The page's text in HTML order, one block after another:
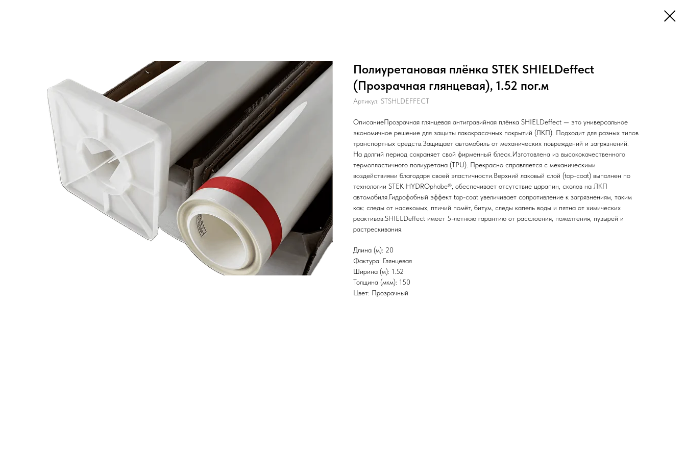
Полиуретановая плёнка STEK SHIELDeffect
(Прозрачная глянцевая), 1.52 пог.м
Артикул: STSHLDEFFECT
ОписаниеПрозрачная глянцевая антигравийная плёнка SHIELDeffect — это универсальное
экономичное решение для защиты лакокрасочных покрытий (ЛКП). Подходит для разных типов
транспортных средств.Защищает автомобиль от механических повреждений и загрязнений.
На долгий период сохраняет свой фирменный блеск.Изготовлена из высококачественного
термопластичного полиуретана (TPU). Прекрасно справляется с механическими
воздействиями благодаря своей эластичности.Верхний лаковый слой (top-coat) выполнен по
технологии STEK HYDROphobe®, обеспечивает отсутствие царапин, сколов на ЛКП
автомобиля.Гидрофобный эффект top-coat увеличивает сопротивление к загрязнениям, таким
как: следы от насекомых, птичий помёт, битум, следы капель воды и пятна от химических
реактивов.SHIELDeffect имеет 5-летнюю гарантию от расслоения, пожелтения, пузырей и
растрескивания.
Длина (м): 20
Фактура: Глянцевая
Ширина (м): 1.52
Толщина (мкм): 150
Цвет: Прозрачный